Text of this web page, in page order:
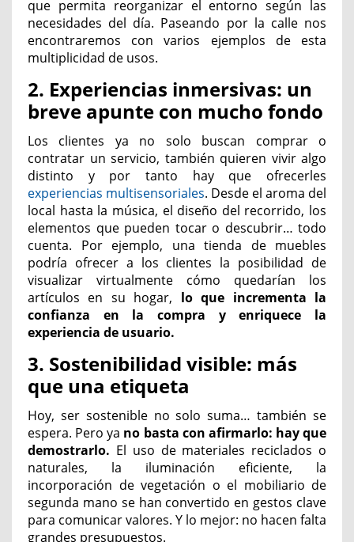
que permita reorganizar el entorno según las
necesidades del día. Paseando por la calle nos
encontraremos con varios ejemplos de esta
multiplicidad de usos.
2. Experiencias inmersivas: un
breve apunte con mucho fondo
Los clientes ya no solo buscan comprar o
contratar un servicio, también quieren vivir algo
distinto y por tanto hay que ofrecerles
experiencias multisensoriales. Desde el aroma del
local hasta la música, el diseño del recorrido, los
elementos que pueden tocar o descubrir… todo
cuenta. Por ejemplo, una tienda de muebles
podría ofrecer a los clientes la posibilidad de
visualizar virtualmente cómo quedarían los
artículos en su hogar, lo que incrementa la
confianza en la compra y enriquece la
experiencia de usuario.
3. Sostenibilidad visible: más
que una etiqueta
Hoy, ser sostenible no solo suma… también se
espera. Pero ya no basta con afirmarlo: hay que
demostrarlo. El uso de materiales reciclados o
naturales, la iluminación eficiente, la
incorporación de vegetación o el mobiliario de
segunda mano se han convertido en gestos clave
para comunicar valores. Y lo mejor: no hacen falta
grandes presupuestos.